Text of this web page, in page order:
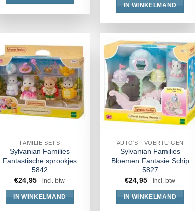
IN WINKELMAND
FAMILIE SETS
Sylvanian Families
Fantastische sprookjes
5842
€24,95 - incl. btw
IN WINKELMAND
AUTO'S | VOERTUIGEN
Sylvanian Families
Bloemen Fantasie Schip
5827
€24,95 - incl. btw
IN WINKELMAND